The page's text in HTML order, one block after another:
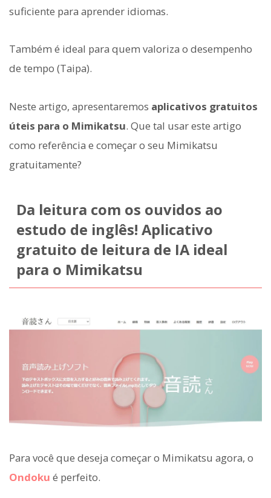
suficiente para aprender idiomas.
Também é ideal para quem valoriza o desempenho
de tempo (Taipa).
Neste artigo, apresentaremos aplicativos gratuitos
úteis para o Mimikatsu. Que tal usar este artigo
como referência e começar o seu Mimikatsu
gratuitamente?
Da leitura com os ouvidos ao
estudo de inglês! Aplicativo
gratuito de leitura de IA ideal
para o Mimikatsu
Para você que deseja começar o Mimikatsu agora, o
Ondoku é perfeito.